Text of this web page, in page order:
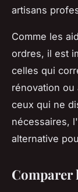
artisans
Comme les
ordres, il est
celles qui
rénovation ou
ceux qui ne
nécessaires,
alternative
Comparer